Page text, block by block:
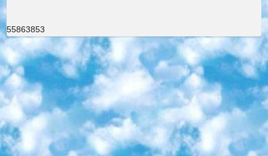
55863853